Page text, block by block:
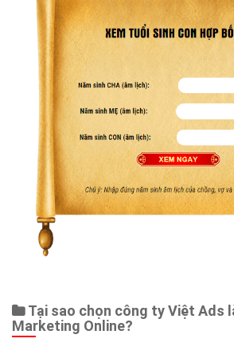
Tại sao chọn công ty Việt Ads
Marketing Online?